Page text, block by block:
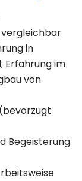
vergleichbar
in
Erfahrung im
von
Begeisterung